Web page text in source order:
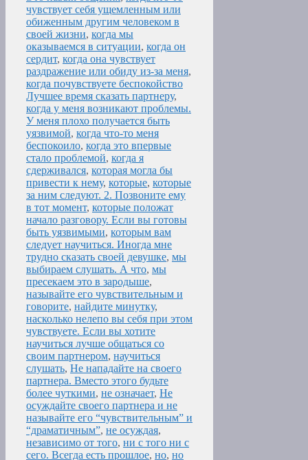
чувствует себя ущемленным или
обиженным другим человеком в
своей жизни, когда мы
оказываемся в ситуации, когда он
сердит, когда она чувствует
раздражение или обиду из-за меня,
когда почувствуете беспокойство
Лучшее время сказать партнеру,
когда у меня возникают проблемы.
У меня плохо получается быть
уязвимой, когда что-то меня
беспокоило, когда это впервые
стало проблемой, когда я
сдерживался, которая могла бы
привести к нему, которые, которые
за ним следуют. 2. Позвоните ему
в тот момент, которые положат
начало разговору. Если вы готовы
быть уязвимыми, которым вам
следует научиться. Иногда мне
трудно сказать своей девушке, мы
выбираем слушать. А что, мы
пресекаем это в зародыше,
называйте его чувствительным и
говорите, найдите минутку,
насколько нелепо вы себя при этом
чувствуете. Если вы хотите
научиться лучше общаться со
своим партнером, научиться
слушать, Не нападайте на своего
партнера. Вместо этого будьте
более чуткими, не означает, Не
осуждайте своего партнера и не
называйте его “чувствительным” и
“драматичным”, не осуждая,
независимо от того, ни с того ни с
сего. Всегда есть прошлое, но, но